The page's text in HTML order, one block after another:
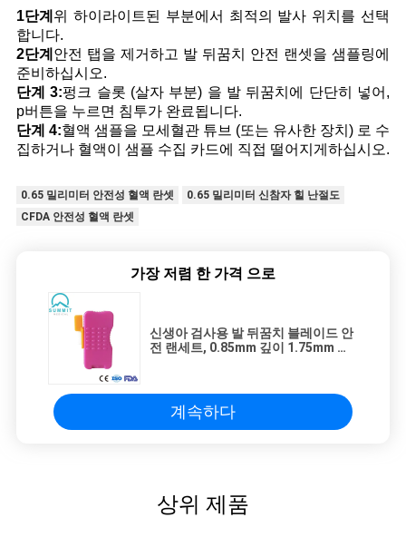
1단계 위 하이라이트된 부분에서 최적의 발사 위치를 선택
합니다.
2단계 안전 탭을 제거하고 발 뒤꿈치 안전 랜셋을 샘플링에
준비하십시오.
단계 3:펑크 슬롯 (살자 부분) 을 발 뒤꿈치에 단단히 넣어,
p버튼을 누르면 침투가 완료됩니다.
단계 4:혈액 샘플을 모세혈관 튜브 (또는 유사한 장치) 로 수
집하거나 혈액이 샘플 수집 카드에 직접 떨어지게하십시오.
0.65 밀리미터 안전성 혈액 란셋
0.65 밀리미터 신참자 힐 난절도
CFDA 안전성 혈액 란셋
가장 저렴 한 가격 으로
신생아 검사용 발 뒤꿈치 블레이드 안
전 랜세트, 0.85mm 깊이 1.75mm 너
계속하다
상위 제품